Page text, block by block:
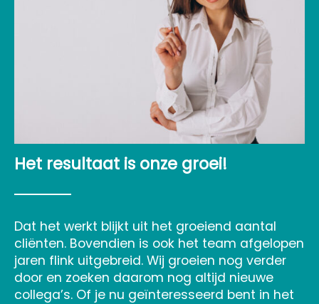
Het resultaat is onze groei!
Dat het werkt blijkt uit het groeiend aantal
cliënten. Bovendien is ook het team afgelopen
jaren flink uitgebreid. Wij groeien nog verder
door en zoeken daarom nog altijd nieuwe
collega’s. Of je nu geïnteresseerd bent in het